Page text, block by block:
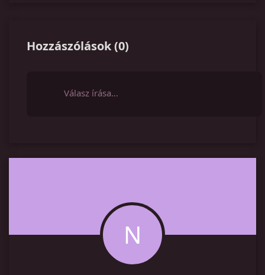
Hozzászólások(0)
Válasz írása…
N